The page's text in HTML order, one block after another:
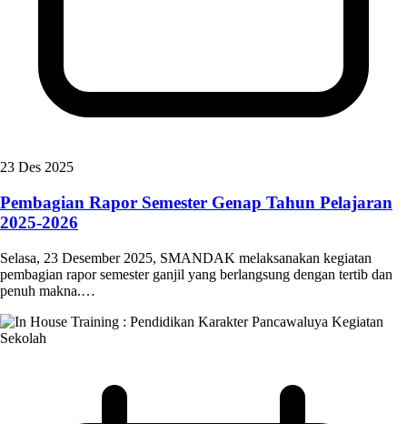
23 Des 2025
Pembagian Rapor Semester Genap Tahun Pelajaran
2025-2026
Selasa, 23 Desember 2025, SMANDAK melaksanakan kegiatan
pembagian rapor semester ganjil yang berlangsung dengan tertib dan
penuh makna.…
Kegiatan
Sekolah